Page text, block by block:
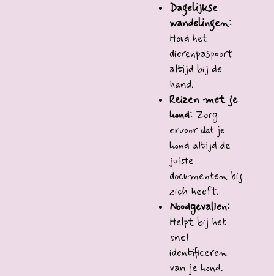
Dagelijkse
wandelingen:
Houd het
dierenpaspoort
altijd bij de
hand.
Reizen met je
hond: Zorg
ervoor dat je
hond altijd de
juiste
documenten bij
zich heeft.
Noodgevallen:
Helpt bij het
snel
identificeren
van je hond.